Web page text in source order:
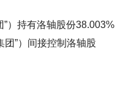
）持有洛轴股份38.003%
”）间接控制洛轴股